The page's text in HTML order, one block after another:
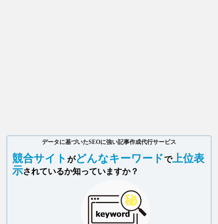
データに基づいたSEOに強い記事作成代行サービス
競合サイトがどんなキーワードで上位表
示されているか知っていますか？